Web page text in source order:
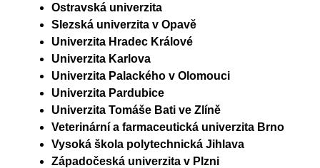
Ostravská univerzita
Slezská univerzita v Opavě
Univerzita Hradec Králové
Univerzita Karlova
Univerzita Palackého v Olomouci
Univerzita Pardubice
Univerzita Tomáše Bati ve Zlíně
Veterinární a farmaceutická univerzita Brno
Vysoká škola polytechnická Jihlava
Západočeská univerzita v Plzni